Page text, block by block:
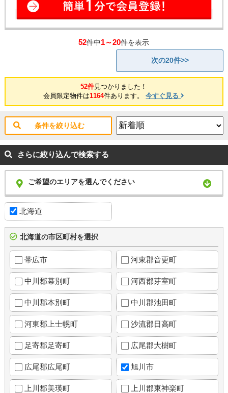
52件中1～20件を表示
次の20件>>
52件見つかりました！
会員限定物件は1164件あります。今すぐ見る
条件を絞り込む
さらに絞り込んで検索する
ご希望のエリアを選んでください
北海道
北海道の市区町村を選択
帯広市 河東郡音更町
中川郡幕別町 河西郡芽室町
中川郡本別町 中川郡池田町
河東郡上士幌町 沙流郡日高町
足寄郡足寄町 広尾郡大樹町
広尾郡広尾町 旭川市
上川郡美瑛町 上川郡東神楽町